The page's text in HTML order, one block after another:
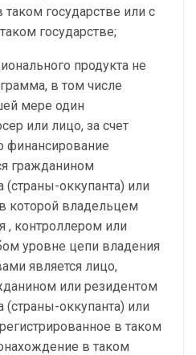
государстве или с
государстве;
продукта не
в том числе
мере один
или лицо, за счет
финансирование
гражданином
(страны-оккупанта) или
которой владельцем
, контроллером или
уровне цепи владения
является лицо,
или резидентом
(страны-оккупанта) или
в таком
в таком